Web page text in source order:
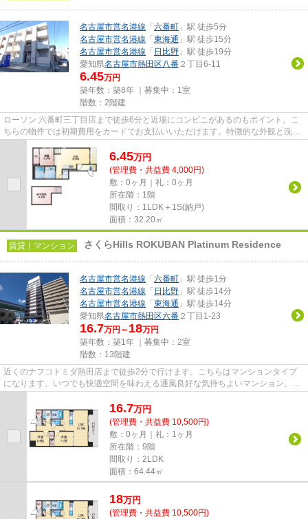
名古屋市営名港線 「 六番町 」駅 徒歩5分
名古屋市営名港線 「 東海通 」駅 徒歩15分
名古屋市営名港線 「 日比野 」駅 徒歩19分
愛知県名古屋市熱田区八番 ２丁目6-11
6.45万円
築年数：築8年 ｜募集中： 1室
階数：2階建
ローソン 六番町三丁目店まで徒歩6分と近場にコンビニがあるのもポイント。こ
ちらの物件では初期費用をカードでお支払いいただけます。特徴的な外観と洗練
6.45万円
(管理費・共益費 4,000円)
敷：0ヶ月｜礼：0ヶ月
所在階：1階
間取り：1LDK＋1S(納戸)
面積：32.20㎡
賃貸｜マンション さくらHills ROKUBAN Platinum Residence
名古屋市営名港線 「 六番町 」駅 徒歩1分
名古屋市営名港線 「 日比野 」駅 徒歩14分
名古屋市営名港線 「 東海通 」駅 徒歩14分
愛知県名古屋市熱田区六番 ２丁目1-23
16.7万円～ 18万円
築年数：築1年 ｜募集中： 2室
階数：13階建
近くのナフコトミダ熱田店まで徒歩2分で行けます。こちらはマンションタイプ
になります。いつでも快適空間を味わえる通風良好な気持ちよいマンション。共
16.7万円
(管理費・共益費 10,500円)
敷：0ヶ月｜礼：1ヶ月
所在階：9階
間取り：2LDK
面積：64.44㎡
18万円
(管理費・共益費 10,500円)